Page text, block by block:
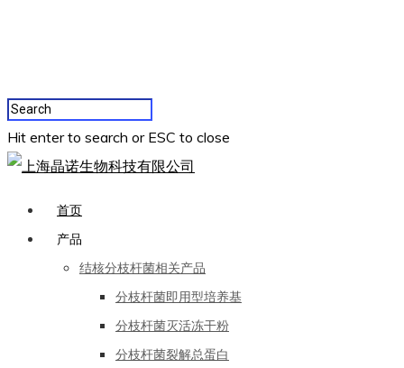
Hit enter to search or ESC to close
首页
产品
结核分枝杆菌相关产品
分枝杆菌即用型培养基
分枝杆菌灭活冻干粉
分枝杆菌裂解总蛋白